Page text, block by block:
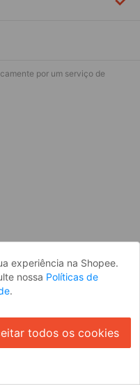
Faça login
por um serviço de
experiência na Shopee.
nossa Políticas de
.
todos os cookies